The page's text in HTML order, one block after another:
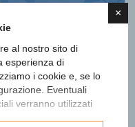
×
al nostro sito di
esperienza di
i cookie e, se lo
Eventuali
verranno utilizzati
aggiornamenti